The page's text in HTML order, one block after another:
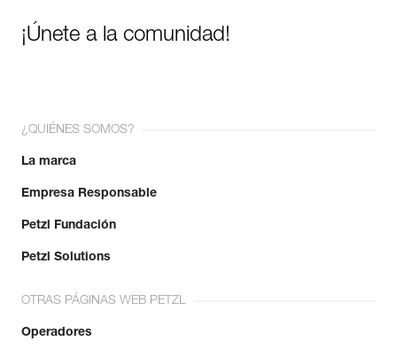
Resistencia eje menor : 8 kN
¡Únete a la comunidad!
¿QUIÉNES SOMOS?
La marca
Empresa Responsable
Petzl Fundación
Petzl Solutions
OTRAS PÁGINAS WEB PETZL
Operadores